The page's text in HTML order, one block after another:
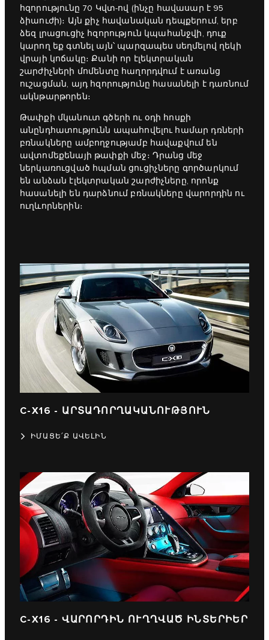
հզորությունը 70 Կվտ-ով (ինչը հավասար է 95
ձիաուժի)։ Այն քիչ հավանական դեպքերում, երբ
ձեզ լրացուցիչ հզորություն կպահանջվի, դուք
կարող եք գտնել այն՝ պարզապես սեղմելով ղեկի
վրայի կոճակը։ Քանի որ էլեկտրական
շարժիչների մոմենտը հաղորդվում է առանց
ուշացման, այդ հզորությունը հասանելի է դառնում
ակնթարթորեն։
Թափքի մկանուտ գծերի ու օդի հոսքի
անընդհատությունն ապահովելու համար դռների
բռնակները ամբողջությամբ հավաքվում են
ավտոմեքենայի թափքի մեջ։ Դրանց մեջ
ներկառուցված հպման ցուցիչները գործարկում
են անձան էլեկտրական շարժիչները, որոնք
հասանելի են դարձնում բռնակները վարորդին ու
ուղևորներին։
C‑X16 - ԱՐՏԱԴՈՐՂԱԿԱՆՈՒԹՅՈՒՆ
ԻՄԱՑԵ՛Ք ԱՎԵԼԻՆ
C‑X16 - ՎԱՐՈՐԴԻՆ ՈՒՂՂՎԱԾ ԻՆՏԵՐԻԵՐ